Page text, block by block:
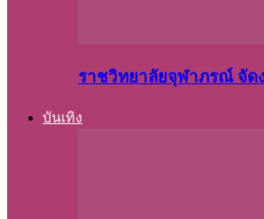
ราชวิทยาลัยจุฬาภรณ์ จัด
บันเทิง